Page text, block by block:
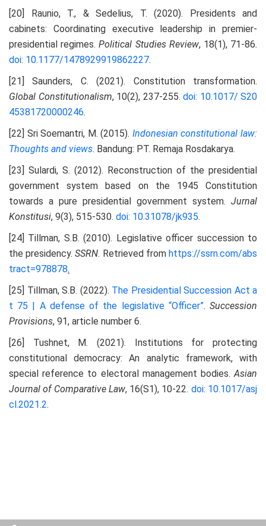
[20] Raunio, T., & Sedelius, T. (2020). Presidents and
cabinets: Coordinating executive leadership in premier-
presidential regimes.Political Studies Review, 18(1), 71-86.
doi: 10.1177/1478929919862227.
[21] Saunders, C. (2021). Constitution transformation.
Global Constitutionalism, 10(2), 237-255. doi: 10.1017/ S20
45381720000246.
[22] Sri Soemantri, M. (2015). Indonesian constitutional law:
Thoughts and views. Bandung: PT. Remaja Rosdakarya.
[23] Sulardi, S. (2012). Reconstruction of the presidential
government system based on the 1945 Constitution
towards a pure presidential government system. Jurnal
Konstitusi, 9(3), 515-530. doi: 10.31078/jk935.
[24] Tillman, S.B. (2010). Legislative officer succession to
the presidency.SSRN. Retrieved from https://ssrn.com/abs
tract=978878.
[25] Tillman, S.B. (2022). The Presidential Succession Act a
t 75 | A defense of the legislative “Officer”.Succession
Provisions, 91, article number 6.
[26] Tushnet, M. (2021). Institutions for protecting
constitutional democracy: An analytic framework, with
special reference to electoral management bodies.Asian
Journal of Comparative Law, 16(S1), 10-22. doi: 10.1017/asj
cl.2021.2.